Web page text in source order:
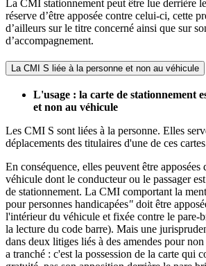
La CMI stationnement peut être lue derrière
réserve d’être apposée contre celui-ci, cette
d’ailleurs sur le titre concerné ainsi que sur
d’accompagnement.
La CMI S liée à la personne et non au véhicule
L'usage : la carte de stationnement
et non au véhicule
Les CMI S sont liées à la personne. Elles
déplacements des titulaires d'une de ces
En conséquence, elles peuvent être apposées
véhicule dont le conducteur ou le passager
de stationnement. La CMI comportant la
pour personnes handicapées" doit être
l'intérieur du véhicule et fixée contre le pare-
la lecture du code barre). Mais une
dans deux litiges liés à des amendes pour
a tranché : c'est la possession de la carte qui